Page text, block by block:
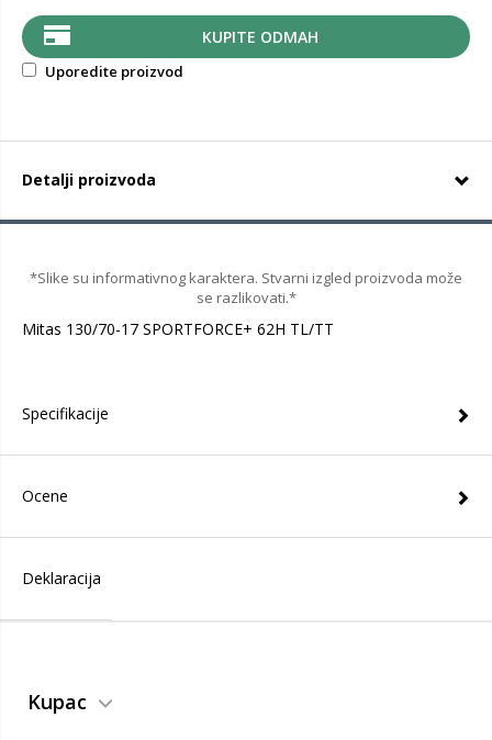
KUPITE ODMAH
Uporedite proizvod
Detalji proizvoda
*Slike su informativnog karaktera. Stvarni izgled proizvoda može
se razlikovati.*
Mitas 130/70-17 SPORTFORCE+ 62H TL/TT
Specifikacije
Ocene
Deklaracija
Kupac